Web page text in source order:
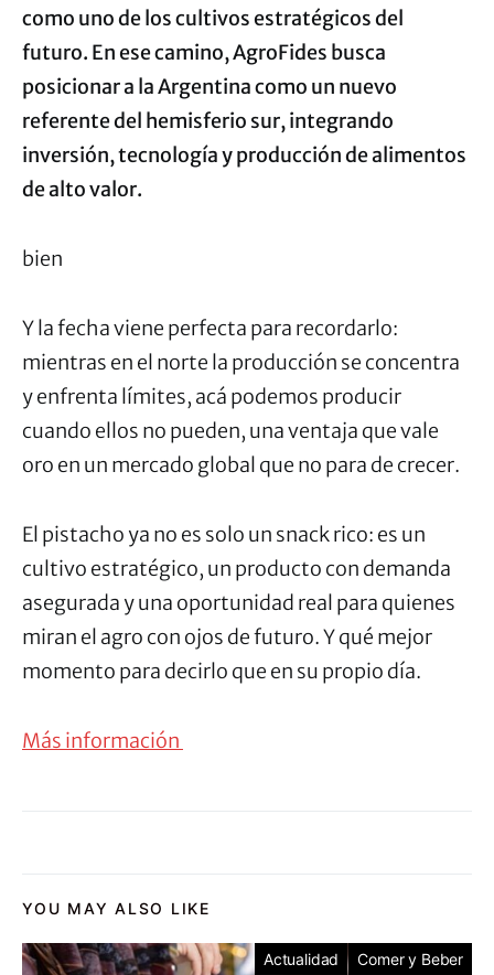
como uno de los cultivos estratégicos del
futuro. En ese camino, AgroFides busca
posicionar a la Argentina como un nuevo
referente del hemisferio sur, integrando
inversión, tecnología y producción de alimentos
de alto valor.
bien
Y la fecha viene perfecta para recordarlo:
mientras en el norte la producción se concentra
y enfrenta límites, acá podemos producir
cuando ellos no pueden, una ventaja que vale
oro en un mercado global que no para de crecer.
El pistacho ya no es solo un snack rico: es un
cultivo estratégico, un producto con demanda
asegurada y una oportunidad real para quienes
miran el agro con ojos de futuro. Y qué mejor
momento para decirlo que en su propio día.
Más información
YOU MAY ALSO LIKE
Actualidad Comer y Beber